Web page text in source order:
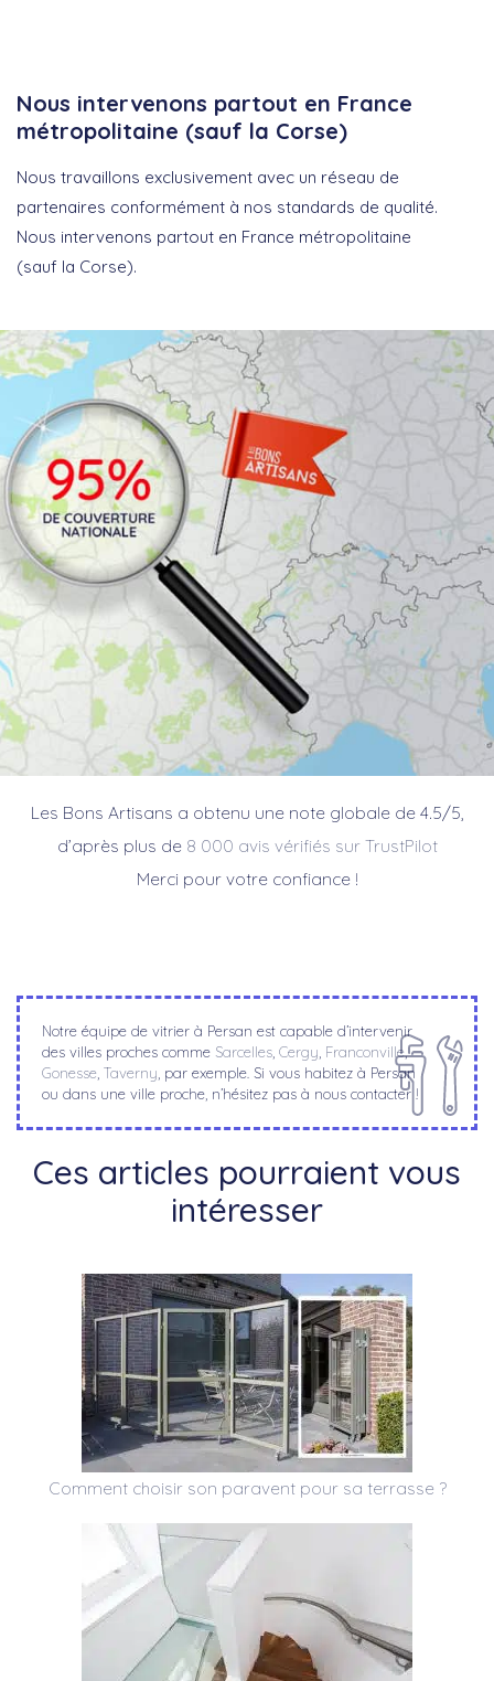
Nous intervenons partout en France
métropolitaine (sauf la Corse)
Nous travaillons exclusivement avec un réseau de
partenaires conformément à nos standards de qualité.
Nous intervenons partout en France métropolitaine
(sauf la Corse).
Les Bons Artisans a obtenu une note globale de 4.5/5,
d’après plus de 8 000 avis vérifiés sur TrustPilot
Merci pour votre confiance !
Notre équipe de vitrier à Persan est capable d’intervenir
des villes proches comme Sarcelles Cergy Franconville,
Gonesse Taverny , par exemple. Si vous habitez à Persan
ou dans une ville proche, n’hésitez pas à nous contacter !
Ces articles pourraient vous
intéresser
Comment choisir son paravent pour sa terrasse ?